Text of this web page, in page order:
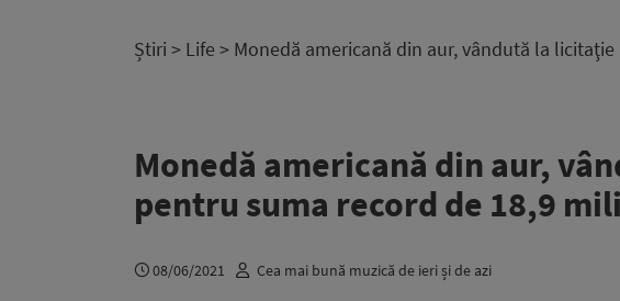
Știri > Life > Monedă americană din aur, vândută la
Monedă americană din aur,
pentru suma record de 18,9
08/06/2021 Cea mai bună muzică de ieri și de azi